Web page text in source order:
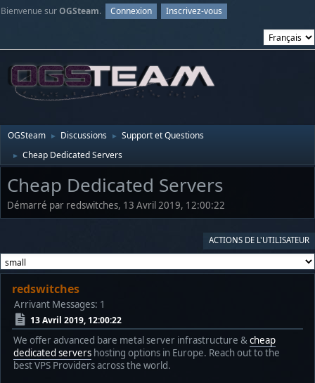
Bienvenue surOGSteam. Connexion Inscrivez-vous
OGSteam ► Discussions ► Support et Questions
► Cheap Dedicated Servers
Cheap Dedicated Servers
Démarré par redswitches, 13 Avril 2019, 12:00:22
ACTIONS DE L'UTILISATEUR
redswitches
Arrivant Messages: 1
13 Avril 2019, 12:00:22
We offer advanced bare metal server infrastructure &cheap
dedicated servers hosting options in Europe. Reach out to the
best VPS Providers across the world.